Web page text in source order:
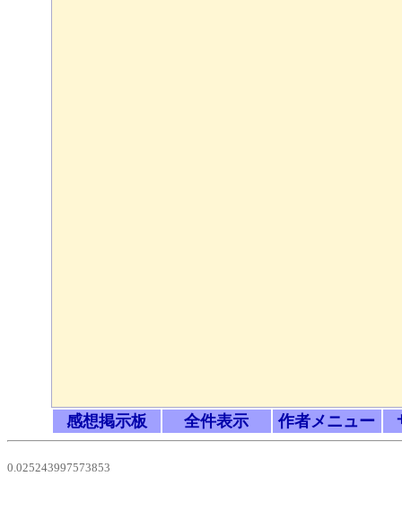
感想掲示板 全件表示 作者メニュー
0.025243997573853